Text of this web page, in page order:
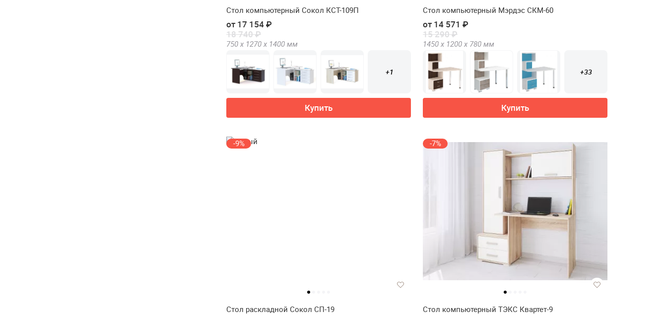
Стол компьютерный Сокол КСТ-109П
от 17 154 ₽
18 740 ₽
750 х 1270 х 1400 мм
+1
Купить
Стол компьютерный Мэрдэс СКМ-60
от 14 571 ₽
15 290 ₽
1450 х 1200 х 780 мм
+33
Купить
-9%
Стол раскладной Сокол СП-19
-7%
Стол компьютерный ТЭКС Квартет-9